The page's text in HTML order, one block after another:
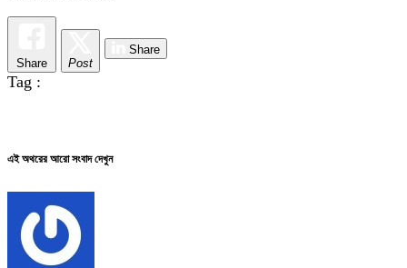
Share Post
Share
Tag :
এই অথরের আরো সংবাদ দেখুন